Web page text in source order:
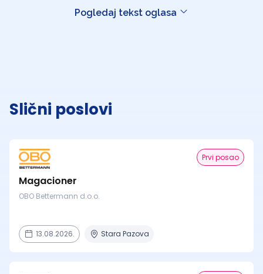
Pogledaj tekst oglasa
Slični poslovi
Prvi posao
Magacioner
OBO Bettermann d.o.o.
13.08.2026. Stara Pazova